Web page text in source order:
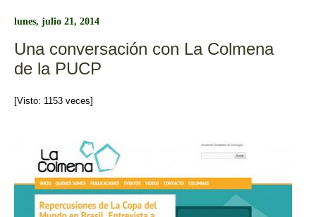
b
o
k
lunes, julio 21, 2014
Una conversación con La Colmena
de la PUCP
[Visto: 1153 veces]